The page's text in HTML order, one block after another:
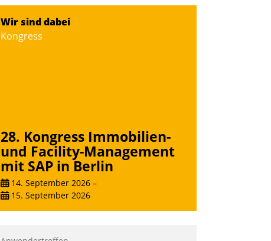
Wir sind dabei
Kongress
28. Kongress Immobilien-
und Facility-Management
mit SAP in Berlin
14. September 2026 –
15. September 2026